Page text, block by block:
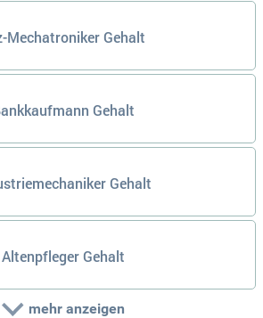
Mechatroniker Gehalt
Gehalt
Gehalt
Altenpfleger Gehalt
mehr anzeigen